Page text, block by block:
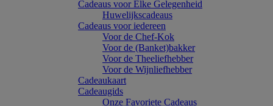
Cadeaus voor Elke Gelegenheid
Huwelijkscadeaus
Cadeaus voor iedereen
Voor de Chef-Kok
Voor de (Banket)bakker
Voor de Theeliefhebber
Voor de Wijnliefhebber
Cadeaukaart
Cadeaugids
Onze Favoriete Cadeaus